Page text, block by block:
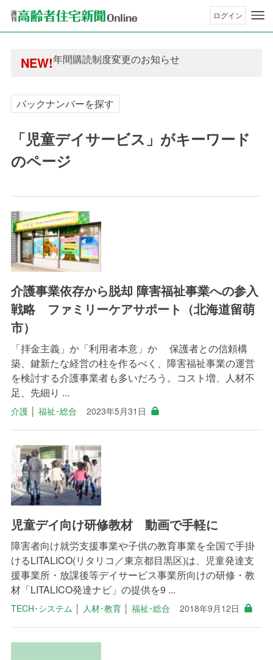
ログイン
NEW!
年間購読制度変更のお知らせ
高齢者住宅新聞 無料会員の皆様へ閲覧本数変更
高齢者住宅新聞 無料会員の皆様へ閲覧本数変更
バックナンバーを探す
「児童デイサービス」がキーワード
のページ
介護事業依存から脱却 障害福祉事業への参入
戦略 ファミリーケアサポート（北海道留萌
市）
「拝金主義」か「利用者本意」か 保護者との信頼構
築、鍵新たな経営の柱を作るべく、障害福祉事業の運営
を検討する介護事業者も多いだろう。コスト増、人材不
足、先細り ...
介護│ 福祉･総合 2023年5月31日
児童デイ向け研修教材 動画で手軽に
障害者向け就労支援事業や子供の教育事業を全国で手掛
けるLITALICO(リタリコ／東京都目黒区)は、児童発達支
援事業所・放課後等デイサービス事業所向けの研修・教
材「LITALICO発達ナビ」の提供を9 ...
TECH･システム │ 人材･教育│ 福祉･総合 2018年9月12日